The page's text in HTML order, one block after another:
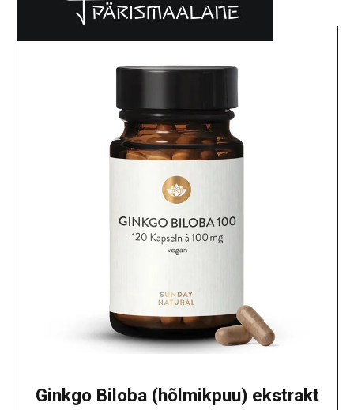
Ginkgo Biloba (hõlmikpuu) ekstrakt